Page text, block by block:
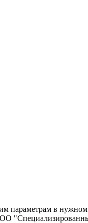
параметрам в